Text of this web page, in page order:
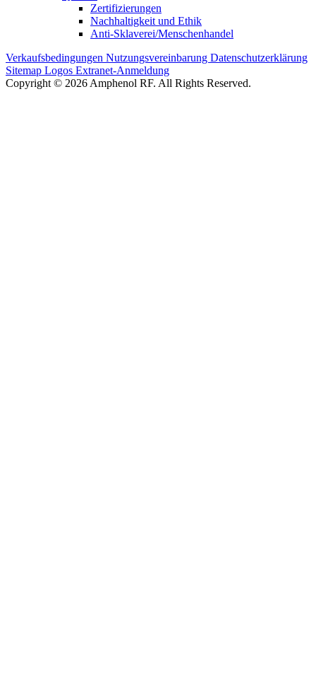
Zertifizierungen
Nachhaltigkeit und Ethik
Anti-Sklaverei/Menschenhandel
Verkaufsbedingungen Nutzungsvereinbarung Datenschutzerklärung
Sitemap Logos Extranet-Anmeldung
Copyright © 2026 Amphenol RF. All Rights Reserved.